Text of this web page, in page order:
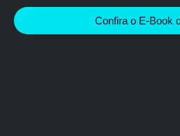
Confira o E-Book